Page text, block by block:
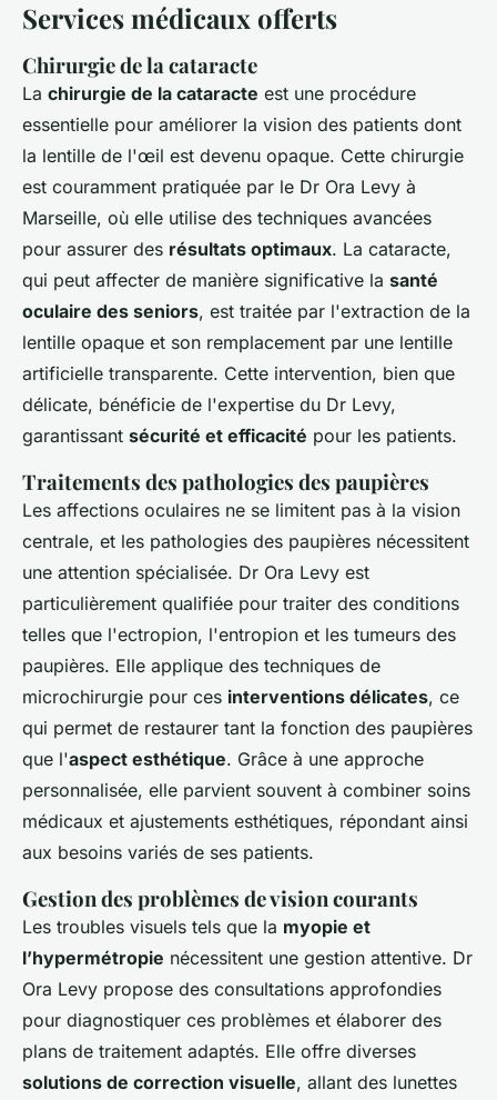
Services médicaux offerts
Chirurgie de la cataracte
La chirurgie de la cataracte est une procédure
essentielle pour améliorer la vision des patients dont
la lentille de l'œil est devenu opaque. Cette chirurgie
est couramment pratiquée par le Dr Ora Levy à
Marseille, où elle utilise des techniques avancées
pour assurer des résultats optimaux. La cataracte,
qui peut affecter de manière significative la santé
oculaire des seniors, est traitée par l'extraction de la
lentille opaque et son remplacement par une lentille
artificielle transparente. Cette intervention, bien que
délicate, bénéficie de l'expertise du Dr Levy,
garantissant sécurité et efficacité pour les patients.
Traitements des pathologies des paupières
Les affections oculaires ne se limitent pas à la vision
centrale, et les pathologies des paupières nécessitent
une attention spécialisée. Dr Ora Levy est
particulièrement qualifiée pour traiter des conditions
telles que l'ectropion, l'entropion et les tumeurs des
paupières. Elle applique des techniques de
microchirurgie pour ces interventions délicates, ce
qui permet de restaurer tant la fonction des paupières
que l'aspect esthétique. Grâce à une approche
personnalisée, elle parvient souvent à combiner soins
médicaux et ajustements esthétiques, répondant ainsi
aux besoins variés de ses patients.
Gestion des problèmes de vision courants
Les troubles visuels tels que la myopie et
l’hypermétropie nécessitent une gestion attentive. Dr
Ora Levy propose des consultations approfondies
pour diagnostiquer ces problèmes et élaborer des
plans de traitement adaptés. Elle offre diverses
solutions de correction visuelle, allant des lunettes